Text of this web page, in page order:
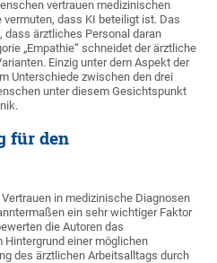
vertrauen medizinischen
dass KI beteiligt ist. Das
dass ärztliches Personal daran
„Empathie“ schneidet der ärztliche
Einzig unter dem Aspekt der
Unterschiede zwischen den drei
unter diesem Gesichtspunkt
für den
in medizinische Diagnosen
ein sehr wichtiger Faktor
die Autoren das
Hintergrund einer möglichen
des ärztlichen Arbeitsalltags durch